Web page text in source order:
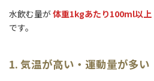
水飲む量が体重1kgあたり100ml以上
です。
1. 気温が高い・運動量が多い